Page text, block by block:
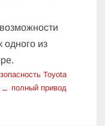
одного из
Toyota
полный привод